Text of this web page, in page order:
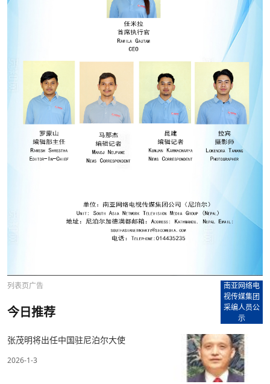
列表页广告
南亚网络电
视传媒集团
采编人员公
示
今日推荐
张茂明将出任中国驻尼泊尔大使
2026-1-3